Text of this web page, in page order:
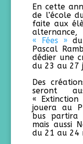
En cette
de l’école
faite aux
alternance,
« Fées »
Pascal
dédier une
du 23 au 27
Des
seront
«
jouera au
bus partira
mais aussi
du 21 au 24